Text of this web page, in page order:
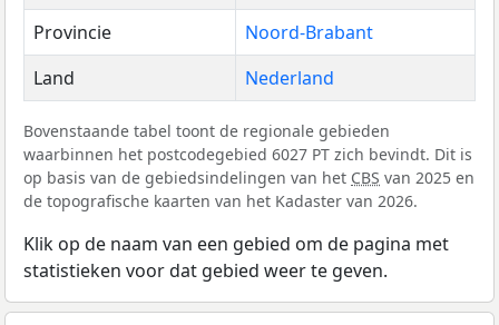
Provincie
Noord-Brabant
Land
Nederland
Bovenstaande tabel toont de regionale gebieden
waarbinnen het postcodegebied 6027 PT zich bevindt. Dit is
op basis van de gebiedsindelingen van het CBS van 2025 en
de topografische kaarten van het Kadaster van 2026.
Klik op de naam van een gebied om de pagina met
statistieken voor dat gebied weer te geven.